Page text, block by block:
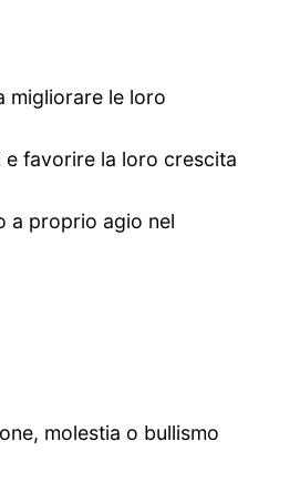
migliorare le loro
favorire la loro crescita
a proprio agio nel
molestia o bullismo